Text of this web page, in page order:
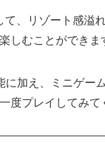
、リゾート感溢
しむことができま
加え、ミニゲー
度プレイしてみて